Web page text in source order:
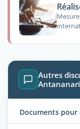
Autres
Documents pour